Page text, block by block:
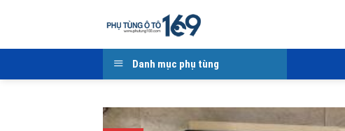
Danh mục phụ tùng